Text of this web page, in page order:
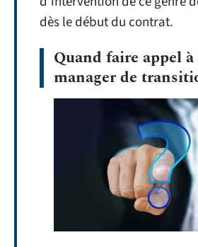
dès le début du contrat.
Quand faire appel
manager de